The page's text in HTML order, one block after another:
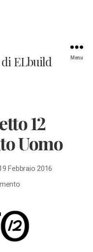
ELbuild Menu
12
Uomo
Febbraio 2016
su
12
Abbigliamento
Uomo